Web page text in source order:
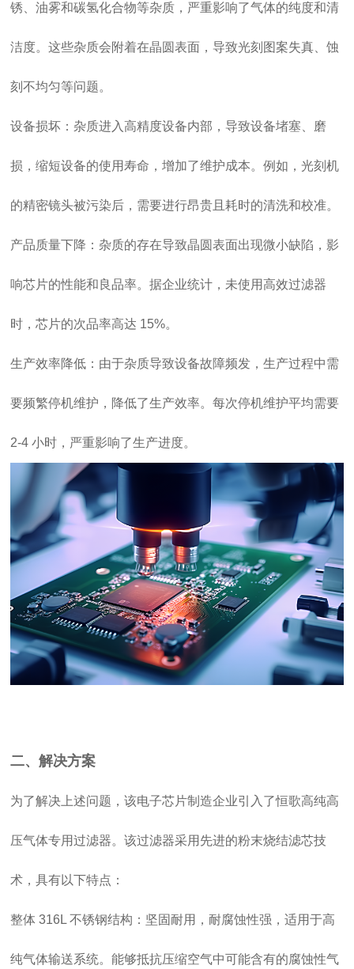
锈、油雾和碳氢化合物等杂质，严重影响了气体的纯度和清
洁度。这些杂质会附着在晶圆表面，导致光刻图案失真、蚀
刻不均匀等问题。
设备损坏：杂质进入高精度设备内部，导致设备堵塞、磨
损，缩短设备的使用寿命，增加了维护成本。例如，光刻机
的精密镜头被污染后，需要进行昂贵且耗时的清洗和校准。
产品质量下降：杂质的存在导致晶圆表面出现微小缺陷，影
响芯片的性能和良品率。据企业统计，未使用高效过滤器
时，芯片的次品率高达 15%。
生产效率降低：由于杂质导致设备故障频发，生产过程中需
要频繁停机维护，降低了生产效率。每次停机维护平均需要
2-4 小时，严重影响了生产进度。
二、解决方案
为了解决上述问题，该电子芯片制造企业引入了恒歌高纯高
压气体专用过滤器。该过滤器采用先进的粉末烧结滤芯技
术，具有以下特点：
整体 316L 不锈钢结构：坚固耐用，耐腐蚀性强，适用于高
纯气体输送系统。能够抵抗压缩空气中可能含有的腐蚀性气